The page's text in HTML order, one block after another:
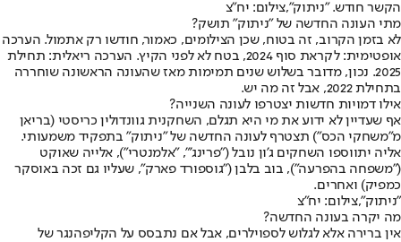
הקשר חודש. "ניתוק",צילום: יח"צ
מתי העונה החדשה של "ניתוק" תושק?
לא בזמן הקרוב, זה בטוח, שכן הצילומים, כאמור, חודשו רק אתמול. הערכה
אופטימית: לקראת סוף 2024, בטח לא לפני הקיץ. הערכה ריאלית: תחילת
2025. נכון, מדובר בשלוש שנים תמימות מאז שהעונה הראשונה שוחררה
בתחילת 2022, אבל זה מה יש.
אילו דמויות חדשות יצטרפו לעונה השנייה?
אף שעדיין לא ידוע את מי היא תגלם, השחקנית גוונדולין כריסטי (בריאן
מ"משחקי הכס") תצטרף לעונה החדשה של "ניתוק" בתפקיד משמעותי.
אליה יתווספו השחקים ג'ון נובל ("פרינג'", "אלמנטרי"), אלייה שאוקט
("משפחה בהפרעה"), בוב בלבן ("גוספורד פארק", שעליו גם זכה באוסקר
כמפיק) ואחרים.
"ניתוק",צילום: יח"צ
מה יקרה בעונה החדשה?
אין ברירה אלא לגלוש לספוילרים, אבל אם נתבסס על הקליפהנגר של